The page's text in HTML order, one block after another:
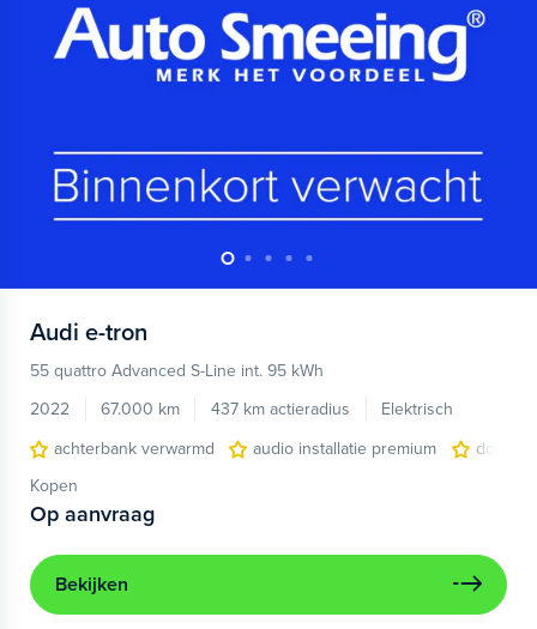
Audi e-tron
55 quattro Advanced S-Line int. 95 kWh
2022
67.000 km 437 km actieradius
Elektrisch
achterbank verwarmd
audio installatie premium
Kopen
Op aanvraag
Bekijken